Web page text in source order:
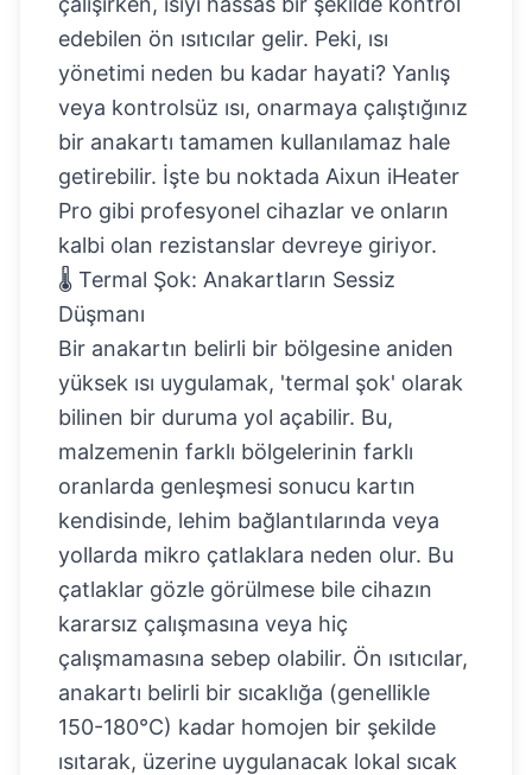
edebilen ön ısıtıcılar gelir. Peki, ısı
yönetimi neden bu kadar hayati? Yanlış
veya kontrolsüz ısı, onarmaya çalıştığınız
bir anakartı tamamen kullanılamaz hale
getirebilir. İşte bu noktada Aixun iHeater
Pro gibi profesyonel cihazlar ve onların
kalbi olan rezistanslar devreye giriyor.
🌡️ Termal Şok: Anakartların Sessiz
Düşmanı
Bir anakartın belirli bir bölgesine aniden
yüksek ısı uygulamak, 'termal şok' olarak
bilinen bir duruma yol açabilir. Bu,
malzemenin farklı bölgelerinin farklı
oranlarda genleşmesi sonucu kartın
kendisinde, lehim bağlantılarında veya
yollarda mikro çatlaklara neden olur. Bu
çatlaklar gözle görülmese bile cihazın
kararsız çalışmasına veya hiç
çalışmamasına sebep olabilir. Ön ısıtıcılar,
anakartı belirli bir sıcaklığa (genellikle
150-180°C) kadar homojen bir şekilde
ısıtarak, üzerine uygulanacak lokal sıcak